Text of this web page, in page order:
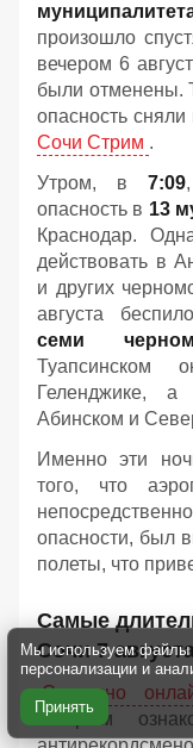
произошло
вечером 6
были отменены.
опасность
Сочи Стрим .
Утром, в 7:09
опасность в 13
Краснодар.
действовать в
и других
августа
семи
Туапсинском
Геленджике, а
Абинском и
Именно эти
того, что
опасности, был
полеты, что
Самые
Сочи 7
Согласно
которым
Мы используем файлы
персонализации и
Принять